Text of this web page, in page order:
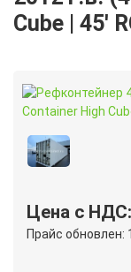
Cube | 45′
Цена с
Прайс обновлен: